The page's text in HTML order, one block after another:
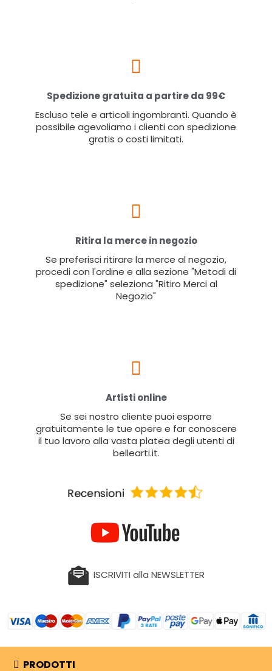
Spedizione gratuita a partire da 99€
Escluso tele e articoli ingombranti. Quando è
possibile agevoliamo i clienti con spedizione
gratis o costi limitati.
Ritira la merce in negozio
Se preferisci ritirare la merce al negozio,
procedi con l'ordine e alla sezione "Metodi di
spedizione" seleziona "Ritiro Merci al
Negozio"
Artisti online
Se sei nostro cliente puoi esporre
gratuitamente le tue opere e far conoscere
il tuo lavoro alla vasta platea degli utenti di
bellearti.it.
ISCRIVITI alla NEWSLETTER
PRODOTTI